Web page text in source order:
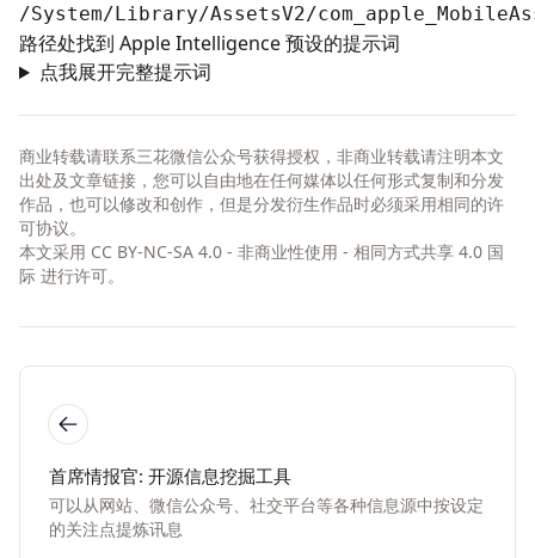
/System/Library/AssetsV2/
路径处找到 Apple Intelligence 预设的提示词
点我展开完整提示词
商业转载请联系三花微信公众号获得授权，非商业转载请注明本文
出处及文章链接，您可以自由地在任何媒体以任何形式复制和分发
作品，也可以修改和创作，但是分发衍生作品时必须采用相同的许
可协议。
本文采用 CC BY-NC-SA 4.0 - 非商业性使用 - 相同方式共享 4.0 国
际 进行许可。
首席情报官: 开源信息挖掘工具
可以从网站、微信公众号、社交平台等各种信息源中按设定
的关注点提炼讯息